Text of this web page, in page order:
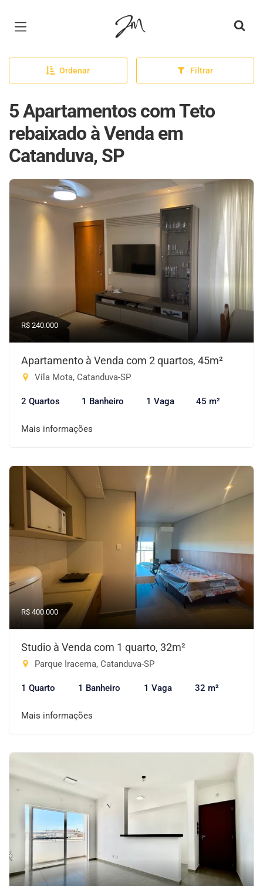
Página inicial
Ordenar Filtrar
5 Apartamentos com Teto
rebaixado à Venda em
Catanduva, SP
R$ 240.000
Apartamento à Venda com 2 quartos, 45m²
Vila Mota, Catanduva-SP
2 Quartos 1 Banheiro 1 Vaga 45 m²
Mais informações
R$ 400.000
Studio à Venda com 1 quarto, 32m²
Parque Iracema, Catanduva-SP
1 Quarto 1 Banheiro 1 Vaga 32 m²
Mais informações